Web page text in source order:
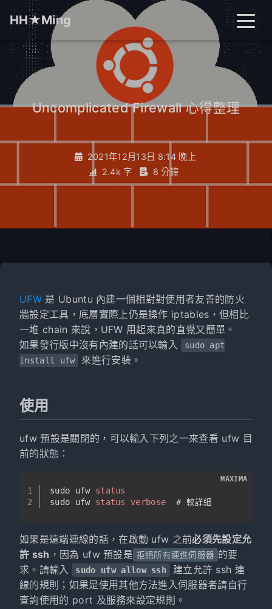
HH★Ming
首頁 分類
Uncomplicated Firewall 心得整理
2021年12月13日 8:14 晚上
2.4k 字
8 分鐘
UFW是 Ubuntu 內建一個相對對使用者友善的防火
牆設定工具，底層實際上仍是操作 iptables，但相比
一堆 chain 來說，UFW 用起來真的直覺又簡單。
如果發行版中沒有內建的話可以輸入
sudo apt
install ufw
來進行安裝。
使用
ufw 預設是關閉的，可以輸入下列之一來查看 ufw 目
前的狀態：
1
2
sudo ufw status
sudo ufw status verbose
  # 較詳細
MAXIMA
如果是遠端連線的話，在啟動 ufw 之前必須先設定允
許 ssh ，因為 ufw 預設是 拒絕所有連進伺服器 的要
求。請輸入
sudo ufw allow ssh
建立允許 ssh 連
線的規則；如果是使用其他方法進入伺服器者請自行
查詢使用的 port 及服務來設定規則。